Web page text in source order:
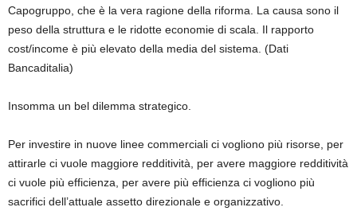
Capogruppo, che è la vera ragione della riforma. La causa sono il
peso della struttura e le ridotte economie di scala. Il rapporto
cost/income è più elevato della media del sistema. (Dati
Bancaditalia)
Insomma un bel dilemma strategico.
Per investire in nuove linee commerciali ci vogliono più risorse, per
attirarle ci vuole maggiore redditività, per avere maggiore redditività
ci vuole più efficienza, per avere più efficienza ci vogliono più
sacrifici dell’attuale assetto direzionale e organizzativo.